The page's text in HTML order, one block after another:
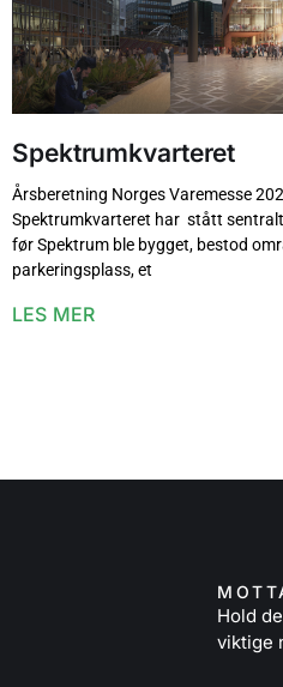
Spektrumkvarteret
Årsberetning Norges Varemesse
Spektrumkvarteret har stått
før Spektrum ble bygget, bestod
parkeringsplass, et
LES MER
Hold
viktige